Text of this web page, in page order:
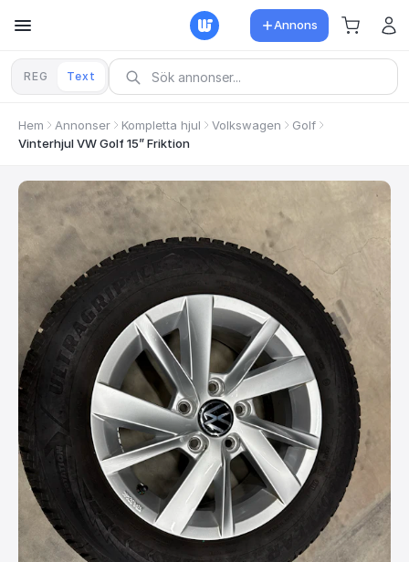
Annons
REG Text
Hem Annonser Kompletta hjul Volkswagen
Golf
Vinterhjul VW Golf 15” Friktion